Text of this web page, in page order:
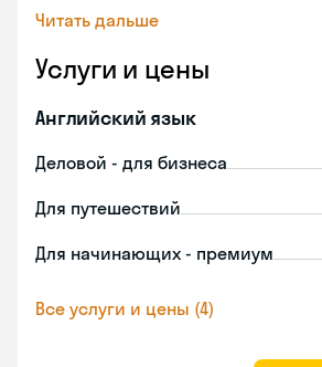
Читать дальше
Услуги и цены
Английский язык
Деловой - для бизнеса
Для путешествий
Для начинающих - премиум
Все услуги и цены (4)